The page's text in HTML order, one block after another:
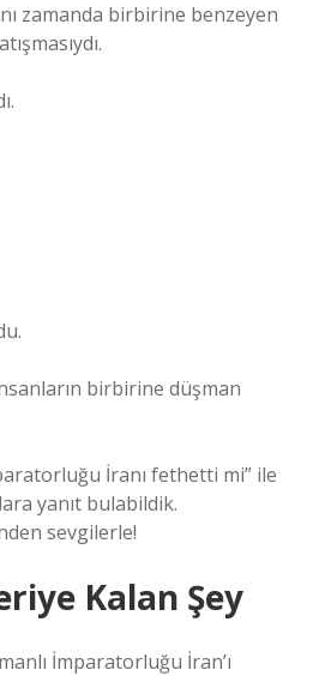
zamanda birbirine benzeyen
birbirine düşman
İranı fethetti mi” ile
yanıt bulabildik.
sevgilerle!
Kalan Şey
İmparatorluğu İran’ı